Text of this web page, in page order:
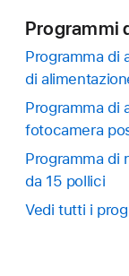
Programmi
Programma di
di
Programma di
fotocamera
Programma di
da 15 pollici
Vedi tutti i